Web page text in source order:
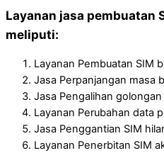
Layanan jasa pembuatan
meliputi:
Layanan Pembuatan SIM
Jasa Perpanjangan masa
Jasa Pengalihan golongan
Layanan Perubahan data
Jasa Penggantian SIM
Layanan Penerbitan SIM